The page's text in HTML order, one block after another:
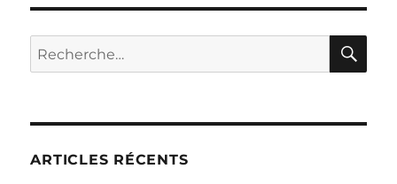
Recherche
pour :
ARTICLES RÉCENTS